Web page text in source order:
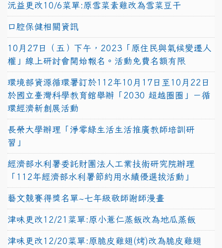
沅益更改10/6菜單:原雪菜素雞改為雪菜豆干
口腔保健相關資訊
10月27日（五）下午，2023「原住民與氣候變遷人
權」線上研討會開始報名。活動免費名額有限
環境部資源循環署訂於112年10月17日至10月22日
於國立臺灣科學教育館舉辦「2030 超越圈圈」－循
環經濟新創展活動
長榮大學辦理「淨零綠生活生活推廣教師培訓研
習」
經濟部水利署委託財團法人工業技術研究院辦理
「112年經濟部水利署節約用水績優選拔活動」
藝文競賽得獎名單~七年級敬師謝師漫畫
津味更改12/21菜單:原小薏仁蒸飯改為地瓜蒸飯
津味更改12/20菜單:原脆皮雞翅(烤)改為脆皮雞翅